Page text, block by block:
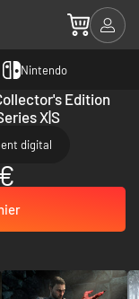
Nintendo
Edition
X|S
digital